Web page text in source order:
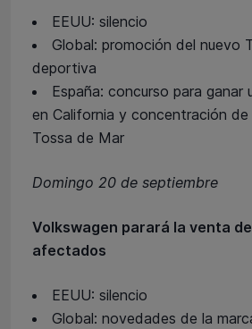
EEUU: silencio
Global: promoción del nuevo
deportiva
España: concurso para ganar
en California y concentración de
Tossa de Mar
Domingo 20 de septiembre
Volkswagen parará la venta
afectados
EEUU: silencio
Global: novedades de la